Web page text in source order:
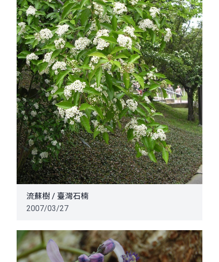
流蘇樹 / 臺灣石楠
2007/03/27